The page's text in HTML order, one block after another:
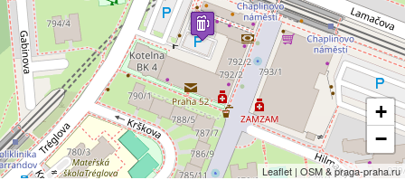
+
−
Leaflet | OSM & praga-praha.ru